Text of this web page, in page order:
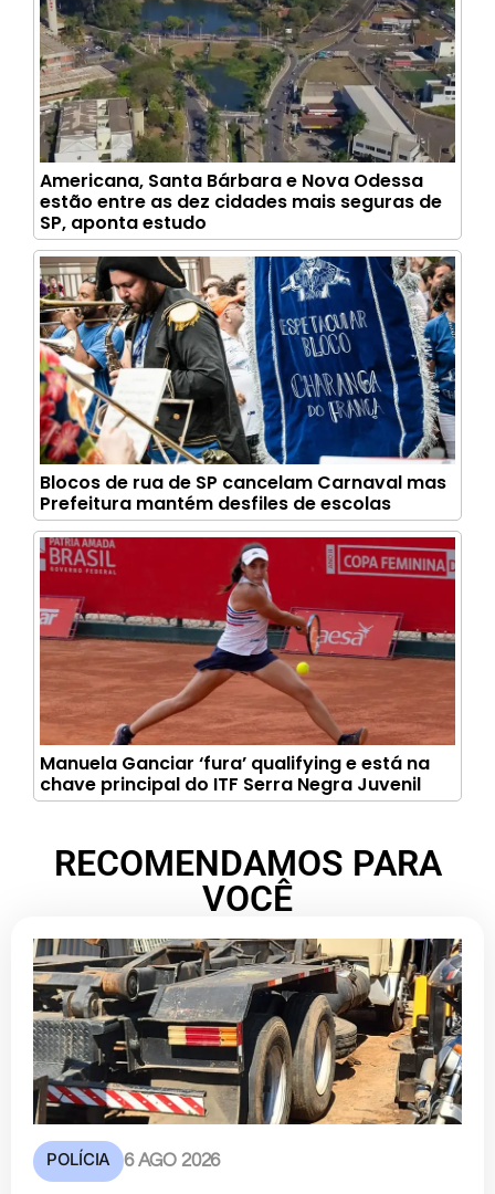
Americana, Santa Bárbara e Nova Odessa
estão entre as dez cidades mais seguras de
SP, aponta estudo
Blocos de rua de SP cancelam Carnaval mas
Prefeitura mantém desfiles de escolas
Manuela Ganciar ‘fura’ qualifying e está na
chave principal do ITF Serra Negra Juvenil
RECOMENDAMOS PARA
VOCÊ
POLÍCIA 6 AGO 2026